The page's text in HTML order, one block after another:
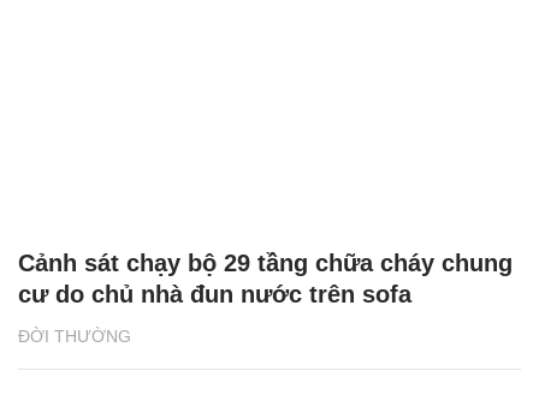
ĐỜI THƯỜNG
Cảnh sát chạy bộ 29 tầng chữa cháy chung
cư do chủ nhà đun nước trên sofa